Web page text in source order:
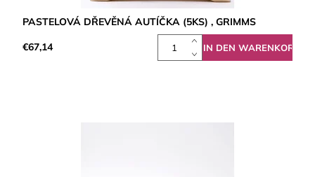
PASTELOVÁ DŘEVĚNÁ AUTÍČKA (5KS) , GRIMMS
€67,14